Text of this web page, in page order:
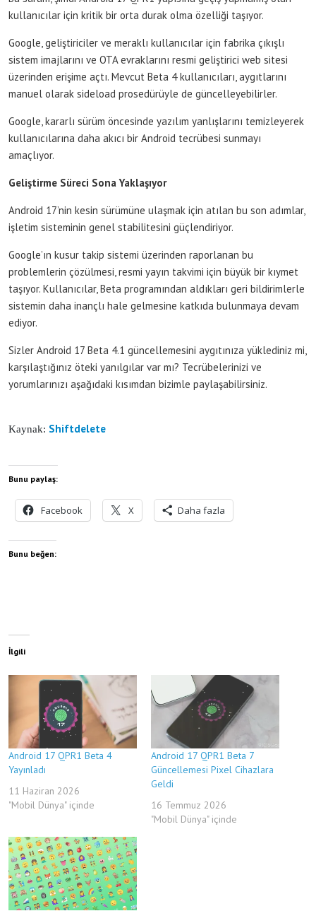
kullanıcılar için kritik bir orta durak olma özelliği taşıyor.
Google, geliştiriciler ve meraklı kullanıcılar için fabrika çıkışlı
sistem imajlarını ve OTA evraklarını resmi geliştirici web sitesi
üzerinden erişime açtı. Mevcut Beta 4 kullanıcıları, aygıtlarını
manuel olarak sideload prosedürüyle de güncelleyebilirler.
Google, kararlı sürüm öncesinde yazılım yanlışlarını temizleyerek
kullanıcılarına daha akıcı bir Android tecrübesi sunmayı
amaçlıyor.
Geliştirme Süreci Sona Yaklaşıyor
Android 17’nin kesin sürümüne ulaşmak için atılan bu son adımlar,
işletim sisteminin genel stabilitesini güçlendiriyor.
Google’ın kusur takip sistemi üzerinden raporlanan bu
problemlerin çözülmesi, resmi yayın takvimi için büyük bir kıymet
taşıyor. Kullanıcılar, Beta programından aldıkları geri bildirimlerle
sistemin daha inançlı hale gelmesine katkıda bulunmaya devam
ediyor.
Sizler Android 17 Beta 4.1 güncellemesini aygıtınıza yüklediniz mi,
karşılaştığınız öteki yanılgılar var mı? Tecrübelerinizi ve
yorumlarınızı aşağıdaki kısımdan bizimle paylaşabilirsiniz.
Kaynak: Shiftdelete
Bunu paylaş:
Facebook X Daha fazla
Bunu beğen:
İlgili
Android 17 QPR1 Beta 4
Yayınladı
11 Haziran 2026
"Mobil Dünya" içinde
Android 17 QPR1 Beta 7
Güncellemesi Pixel Cihazlara
Geldi
16 Temmuz 2026
"Mobil Dünya" içinde